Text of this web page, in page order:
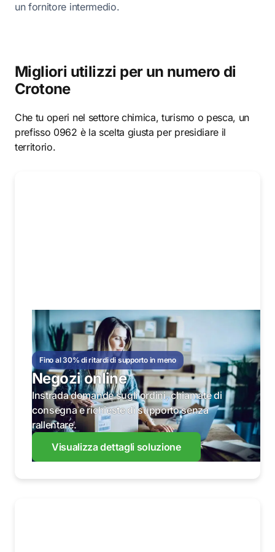
un fornitore intermedio.
Migliori utilizzi per un numero di
Crotone
Che tu operi nel settore chimica, turismo o pesca, un
prefisso 0962 è la scelta giusta per presidiare il
territorio.
Fino al 30% di ritardi di supporto in meno
Negozi online
Instrada domande sugli ordini, chiamate di
consegna e richieste di supporto senza
rallentare.
Visualizza dettagli soluzione